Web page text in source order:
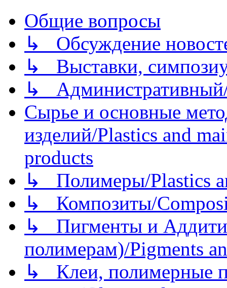
Общие вопросы
↳ Обсуждение
↳ Выставки,
↳
Сырье и основные
изделий/Plastics and
products
↳ Полимеры/Plastics
↳ Композиты/
↳ Пигменты и
полимерам)/Pigments
↳ Клеи, полимерные